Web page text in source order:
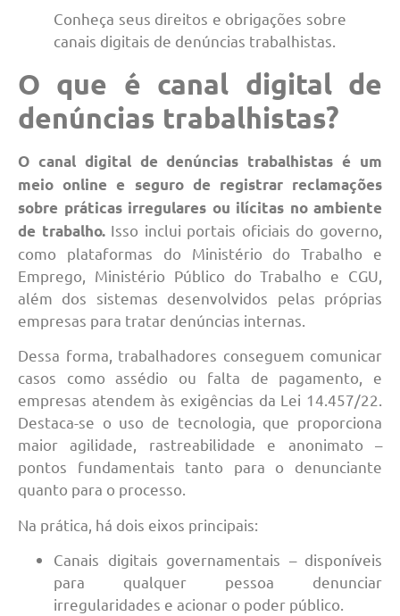
Conheça seus direitos e obrigações sobre
canais digitais de denúncias trabalhistas.
O que é canal digital de
denúncias trabalhistas?
O canal digital de denúncias trabalhistas é um
meio online e seguro de registrar reclamações
sobre práticas irregulares ou ilícitas no ambiente
de trabalho.Isso inclui portais oficiais do governo,
como plataformas do Ministério do Trabalho e
Emprego, Ministério Público do Trabalho e CGU,
além dos sistemas desenvolvidos pelas próprias
empresas para tratar denúncias internas.
Dessa forma, trabalhadores conseguem comunicar
casos como assédio ou falta de pagamento, e
empresas atendem às exigências da Lei 14.457/22.
Destaca-se o uso de tecnologia, que proporciona
maior agilidade, rastreabilidade e anonimato –
pontos fundamentais tanto para o denunciante
quanto para o processo.
Na prática, há dois eixos principais:
Canais digitais governamentais – disponíveis
para qualquer pessoa denunciar
irregularidades e acionar o poder público.